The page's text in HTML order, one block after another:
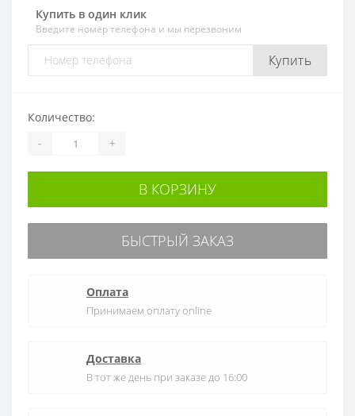
Купить в один клик
Введите номер телефона и мы перезвоним
Купить
Количество:
- +
В КОРЗИНУ
БЫСТРЫЙ ЗАКАЗ
Оплата
Принимаем оплату online
Доставка
В тот же день при заказе до 16:00